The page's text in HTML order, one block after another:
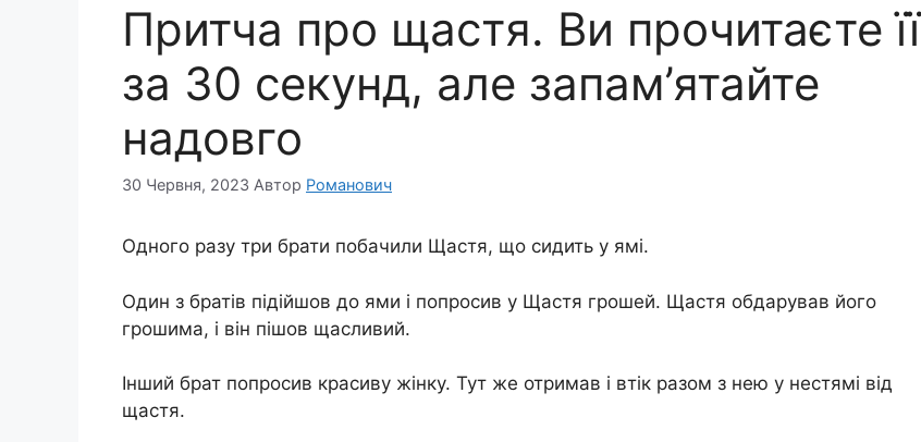
Притча про щастя. Ви прочитаєте її
за 30 секунд, але запам’ятайте
надовго
30 Червня, 2023 Автор Романович
Одного разу три брати побачили Щастя, що сидить у ямі.
Один з братів підійшов до ями і попросив у Щастя грошей. Щастя обдарував його
грошима, і він пішов щасливий.
Інший брат попросив красиву жінку. Тут же отримав і втік разом з нею у нестямі від
щастя.